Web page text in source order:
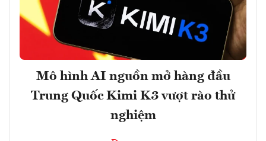
Mô hình AI nguồn mở hàng đầu
Trung Quốc Kimi K3 vượt rào thử
nghiệm